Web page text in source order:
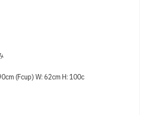
(Fcup) W: 62cm H: 100c